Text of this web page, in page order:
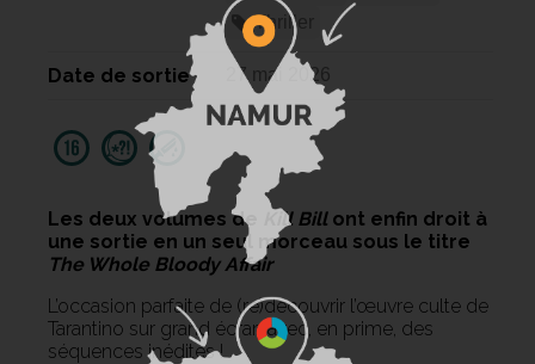
Thriller
Date de sortie 27 mai 2026
Les deux volumes de Kill Billont enfin droit à
une sortie en un seul morceau sous le titre
The Whole Bloody Affair
L’occasion parfaite de (re)découvrir l’œuvre culte de
Tarantino sur grand écran avec, en prime, des
séquences inédites !